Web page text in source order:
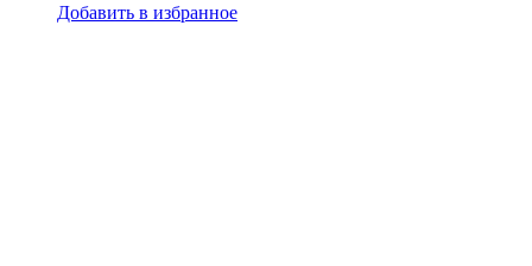
Добавить в избранное